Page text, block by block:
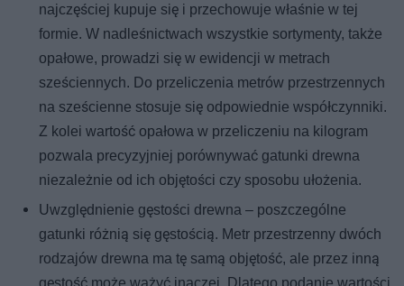
najczęściej kupuje się i przechowuje właśnie w tej
formie. W nadleśnictwach wszystkie sortymenty, także
opałowe, prowadzi się w ewidencji w metrach
sześciennych. Do przeliczenia metrów przestrzennych
na sześcienne stosuje się odpowiednie współczynniki.
Z kolei wartość opałowa w przeliczeniu na kilogram
pozwala precyzyjniej porównywać gatunki drewna
niezależnie od ich objętości czy sposobu ułożenia.
Uwzględnienie gęstości drewna – poszczególne
gatunki różnią się gęstością. Metr przestrzenny dwóch
rodzajów drewna ma tę samą objętość, ale przez inną